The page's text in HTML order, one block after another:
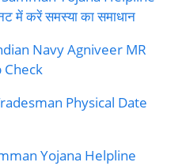
में करें समस्या का समाधान
Navy Agniveer MR
Check
Physical Date
Yojana Helpline